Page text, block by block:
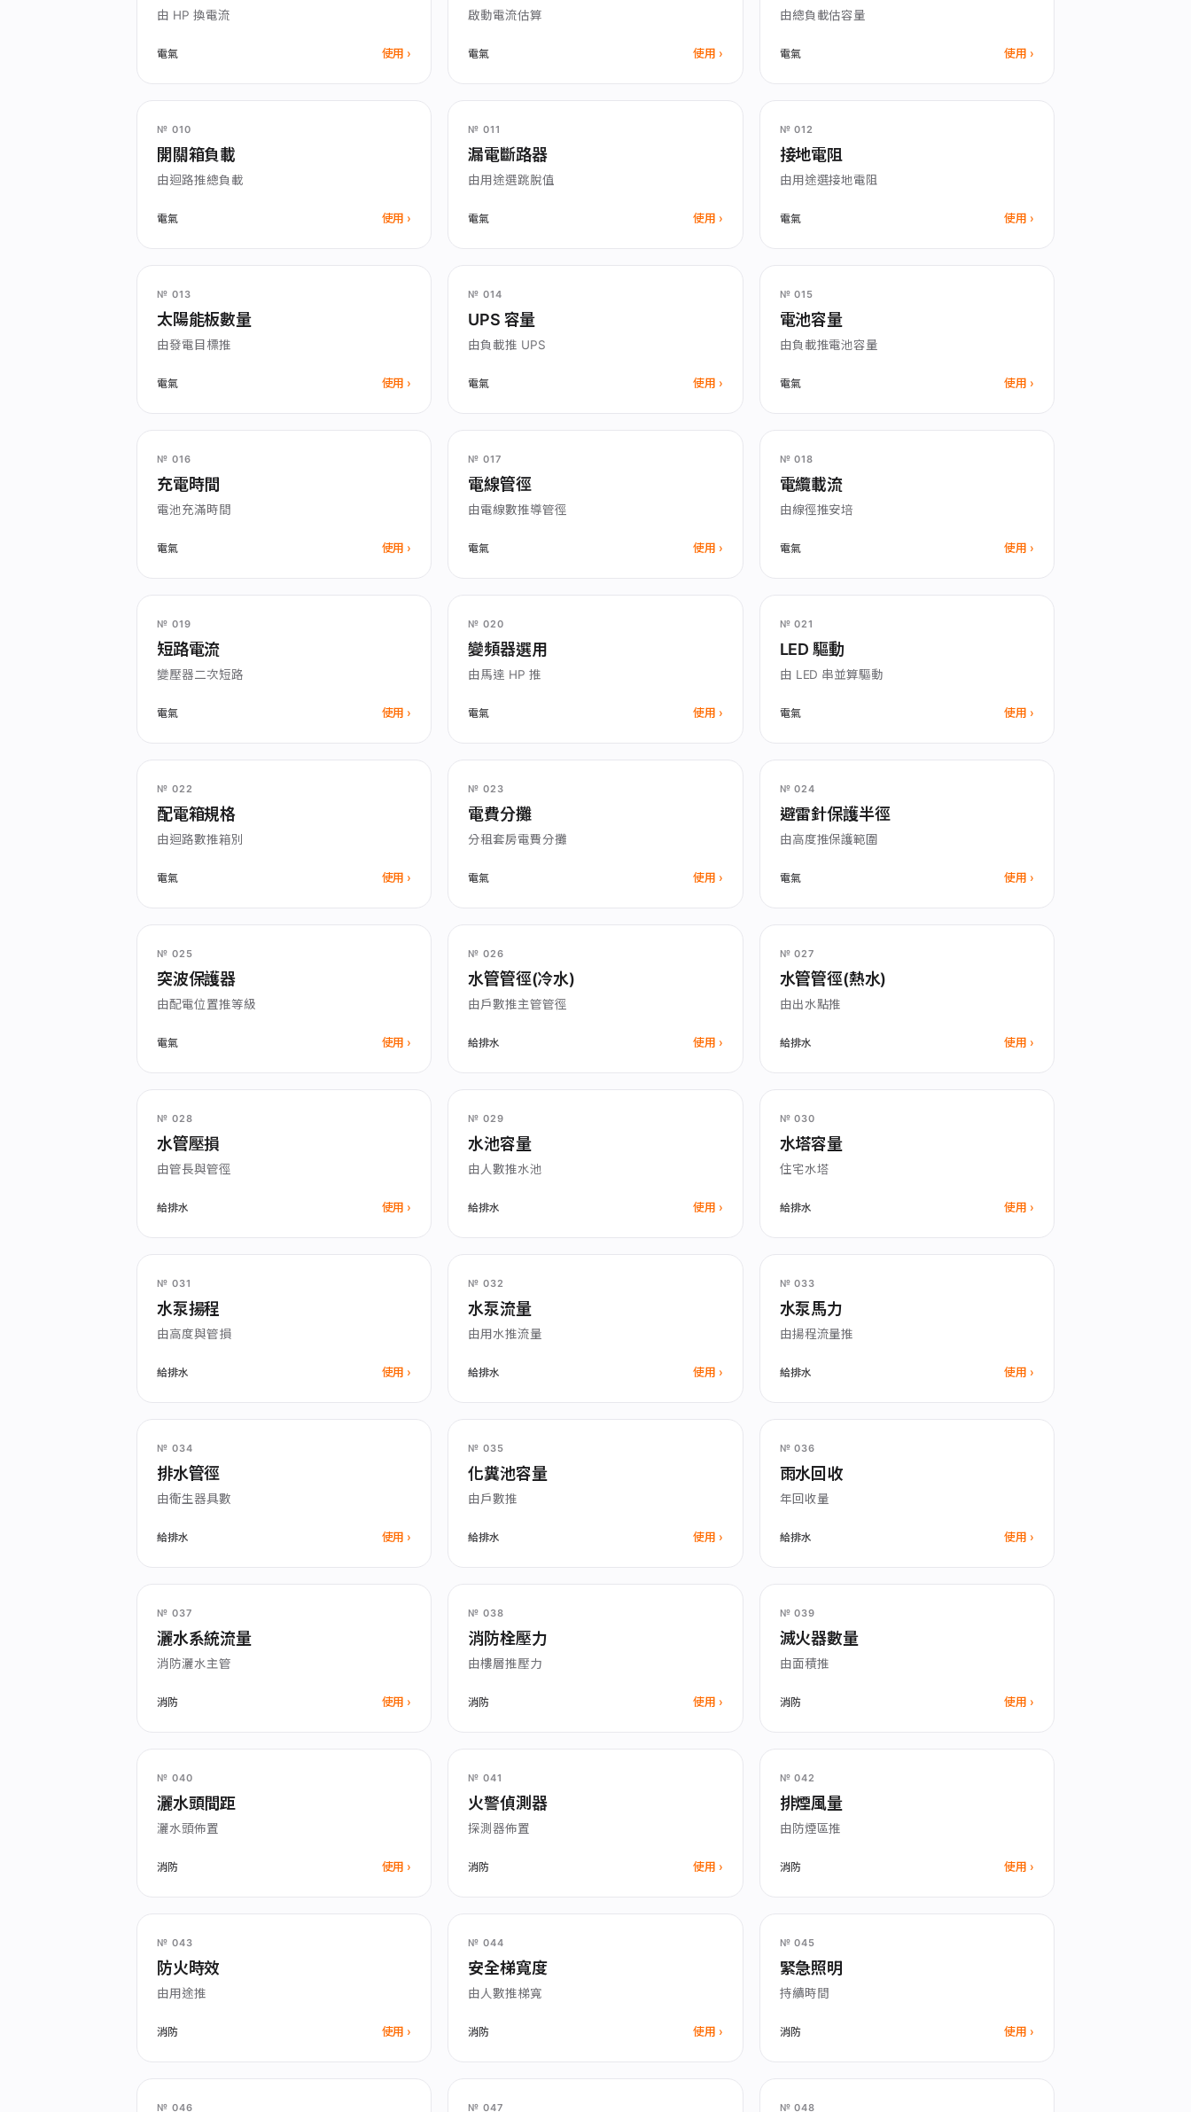
由 HP 換電流
電氣 使用
啟動電流估算
電氣 使用
由總負載估容量
電氣 使用
№ 010
開關箱負載
由迴路推總負載
電氣 使用
№ 011
漏電斷路器
由用途選跳脫值
電氣 使用
№ 012
接地電阻
由用途選接地電阻
電氣 使用
№ 013
太陽能板數量
由發電目標推
電氣 使用
№ 014
UPS 容量
由負載推 UPS
電氣 使用
№ 015
電池容量
由負載推電池容量
電氣 使用
№ 016
充電時間
電池充滿時間
電氣 使用
№ 017
電線管徑
由電線數推導管徑
電氣 使用
№ 018
電纜載流
由線徑推安培
電氣 使用
№ 019
短路電流
變壓器二次短路
電氣 使用
№ 020
變頻器選用
由馬達 HP 推
電氣 使用
№ 021
LED 驅動
由 LED 串並算驅動
電氣 使用
№ 022
配電箱規格
由迴路數推箱別
電氣 使用
№ 023
電費分攤
分租套房電費分攤
電氣 使用
№ 024
避雷針保護半徑
由高度推保護範圍
電氣 使用
№ 025
突波保護器
由配電位置推等級
電氣 使用
№ 026
水管管徑(冷水)
由戶數推主管管徑
給排水 使用
№ 027
水管管徑(熱水)
由出水點推
給排水 使用
№ 028
水管壓損
由管長與管徑
給排水 使用
№ 029
水池容量
由人數推水池
給排水 使用
№ 030
水塔容量
住宅水塔
給排水 使用
№ 031
水泵揚程
由高度與管損
給排水 使用
№ 032
水泵流量
由用水推流量
給排水 使用
№ 033
水泵馬力
由揚程流量推
給排水 使用
№ 034
排水管徑
由衛生器具數
給排水 使用
№ 035
化糞池容量
由戶數推
給排水 使用
№ 036
雨水回收
年回收量
給排水 使用
№ 037
灑水系統流量
消防灑水主管
消防 使用
№ 038
消防栓壓力
由樓層推壓力
消防 使用
№ 039
滅火器數量
由面積推
消防 使用
№ 040
灑水頭間距
灑水頭佈置
消防 使用
№ 041
火警偵測器
探測器佈置
消防 使用
№ 042
排煙風量
由防煙區推
消防 使用
№ 043
防火時效
由用途推
消防 使用
№ 044
安全梯寬度
由人數推梯寬
消防 使用
№ 045
緊急照明
持續時間
消防 使用
№ 046 № 047 № 048